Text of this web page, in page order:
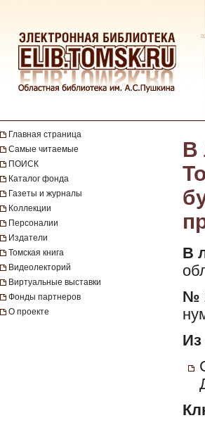
Главная страница
Самые читаемые
ПОИСК
Каталог фонда
Газеты и журналы
Коллекции
Персоналии
Издатели
Томская книга
Видеолекторий
Виртуальные выставки
Фонды партнеров
О проекте
В
В
№
Из